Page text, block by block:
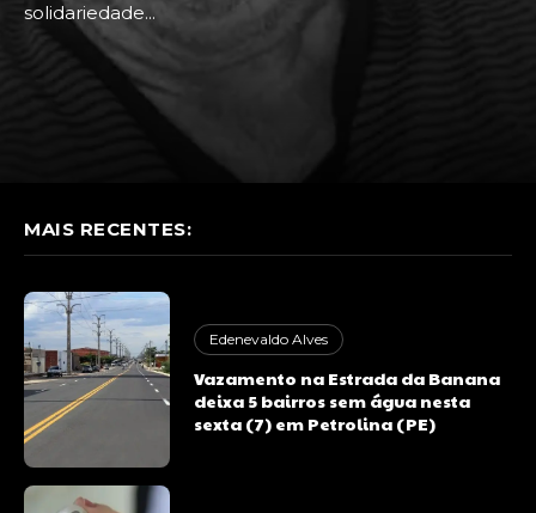
solidariedade...
MAIS RECENTES:
Edenevaldo Alves
Vazamento na Estrada da Banana
deixa 5 bairros sem água nesta
sexta (7) em Petrolina (PE)